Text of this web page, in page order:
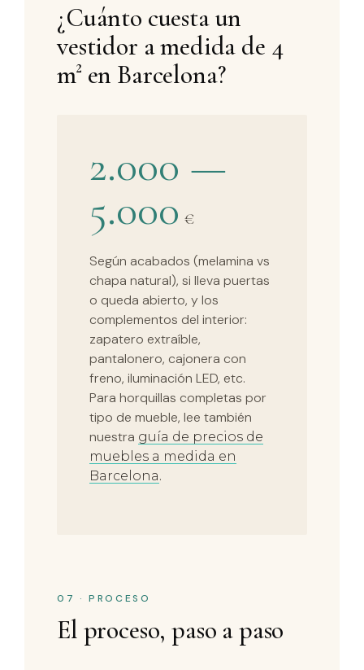
¿Cuánto cuesta un
vestidor a medida de 4
m² en Barcelona?
2.000 —
5.000 €
Según acabados (melamina vs
chapa natural), si lleva puertas
o queda abierto, y los
complementos del interior:
zapatero extraíble,
pantalonero, cajonera con
freno, iluminación LED, etc.
Para horquillas completas por
tipo de mueble, lee también
nuestra guía de precios de
muebles a medida en
Barcelona.
07 · PROCESO
El proceso, paso a paso